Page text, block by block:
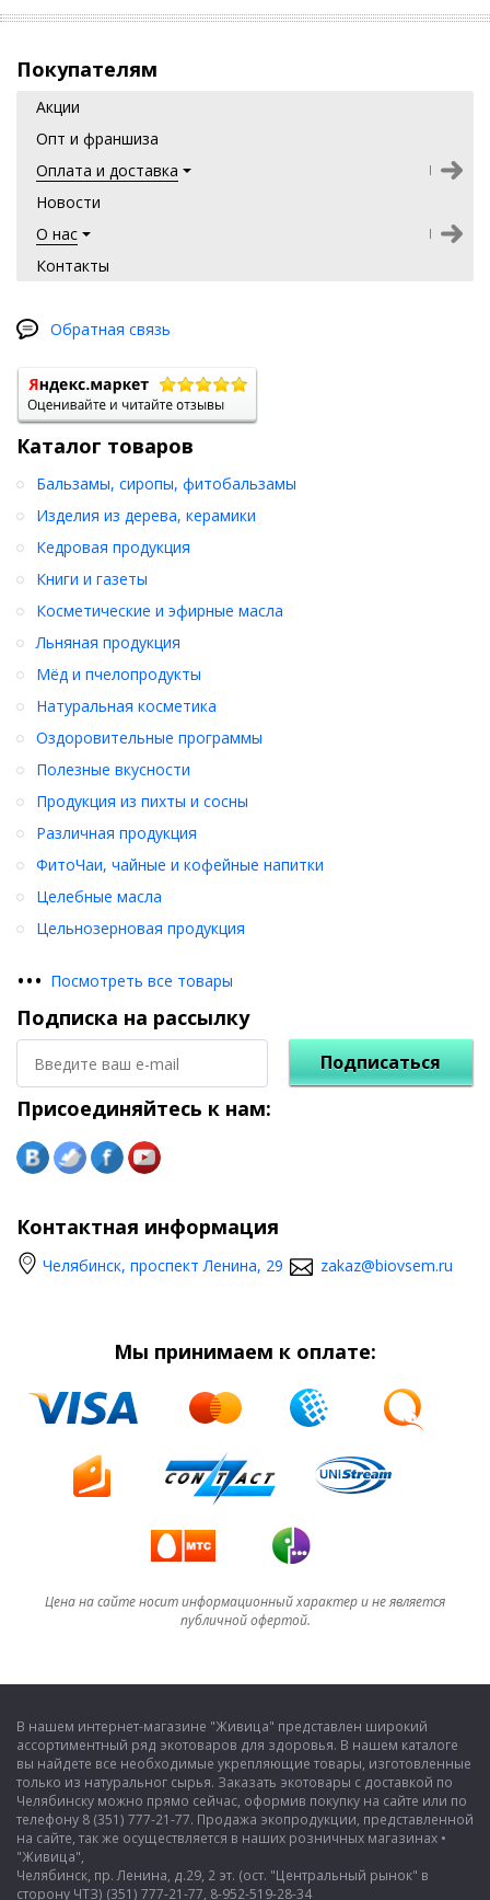
Покупателям
Акции
Опт и франшиза
Оплата и доставка
Новости
О нас
Контакты
Обратная связь
Каталог товаров
Бальзамы, сиропы, фитобальзамы
Изделия из дерева, керамики
Кедровая продукция
Книги и газеты
Косметические и эфирные масла
Льняная продукция
Мёд и пчелопродукты
Натуральная косметика
Оздоровительные программы
Полезные вкусности
Продукция из пихты и сосны
Различная продукция
ФитоЧаи, чайные и кофейные напитки
Целебные масла
Цельнозерновая продукция
••• Посмотреть все товары
Подписка на рассылку
Подписаться
Присоединяйтесь к нам:
Контактная информация
Челябинск, проспект Ленина, 29 zakaz@biovsem.ru
Мы принимаем к оплате:
Цена на сайте носит информационный характер и не является
публичной офертой.
В нашем интернет-магазине "Живица" представлен широкий
ассортиментный ряд экотоваров для здоровья. В нашем каталоге
вы найдете все необходимые укрепляющие товары, изготовленные
только из натуральног сырья. Заказать экотовары с доставкой по
Челябинску можно прямо сейчас, оформив покупку на сайте или по
телефону 8 (351) 777-21-77. Продажа экопродукции, представленной
на сайте, так же осуществляется в наших розничных магазинах •
"Живица",
Челябинск, пр. Ленина, д.29, 2 эт. (ост. "Центральный рынок" в
сторону ЧТЗ) (351) 777-21-77, 8-952-519-28-34